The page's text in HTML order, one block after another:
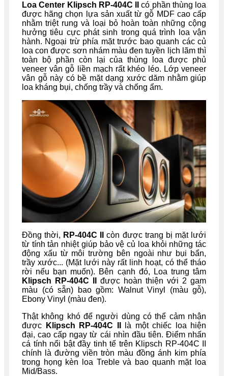
Loa Center Klipsch RP-404C II
có phần thùng loa
được hãng chọn lựa sản xuất từ gỗ MDF cao cấp
nhằm triệt rung và loại bỏ hoàn toàn những cộng
hưởng tiêu cực phát sinh trong quá trình loa vận
hành. Ngoại trừ phía mặt trước bao quanh các củ
loa con được sơn nhám màu đen tuyền lịch lãm thì
toàn bộ phần còn lại của thùng loa được phủ
veneer vân gỗ liền mạch rất khéo léo. Lớp veneer
vân gỗ này có bề mặt dạng xước dăm nhằm giúp
loa kháng bụi, chống trầy và chống ẩm.
Đồng thời, RP-404C IIcòn được trang bị mặt lưới
từ tính tản nhiệt giúp bảo vệ củ loa khỏi những tác
động xấu từ môi trường bên ngoài như bụi bẩn,
trầy xước... (Mặt lưới này rất linh hoạt, có thể tháo
rời nếu bạn muốn). Bên cạnh đó, Loa trung tâm
Klipsch RP-404C II
được hoàn thiện với 2 gam
màu (có sẵn) bao gồm: Walnut Vinyl (màu gỗ),
Ebony Vinyl (màu đen).
Thật không khó để người dùng có thể cảm nhận
được
Klipsch RP-404C II
là một chiếc loa hiện
đại, cao cấp ngay từ cái nhìn đầu tiên. Điểm nhấn
cá tính nổi bật đầy tinh tế trên Klipsch RP-404C II
chính là đường viền tròn màu đồng ánh kim phía
trong họng kèn loa Treble và bao quanh mặt loa
Mid/Bass.